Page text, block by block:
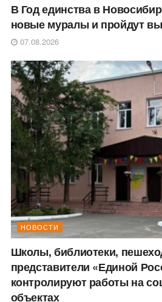
В Год единства в
новые муралы и пройдут
07.08.2026
НОВОСТИ
Школы, библиотеки,
представители «Единой
контролируют работы на
объектах